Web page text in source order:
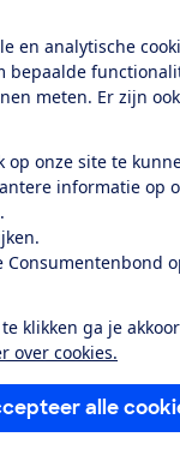
en analytische
bepaalde
meten. Er zijn
op onze site te
informatie op
Consumentenbond
te klikken ga je
over cookies.
alle
die het van Ab
op 12
te treden
verkocht aan zijn
leidde tot nu toe